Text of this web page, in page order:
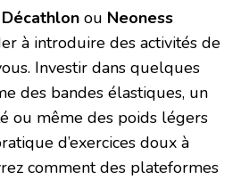
Décathlon ou Neoness
à introduire des activités de
Investir dans quelques
des bandes élastiques, un
ou même des poids légers
d’exercices doux à
comment des plateformes